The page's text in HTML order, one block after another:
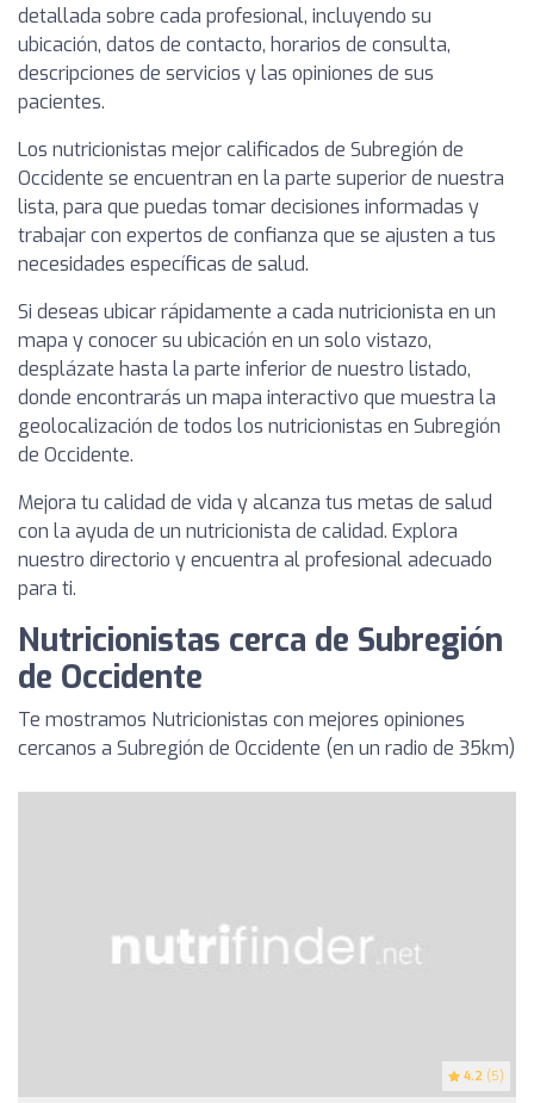
detallada sobre cada profesional, incluyendo su
ubicación, datos de contacto, horarios de consulta,
descripciones de servicios y las opiniones de sus
pacientes.
Los nutricionistas mejor calificados de Subregión de
Occidente se encuentran en la parte superior de nuestra
lista, para que puedas tomar decisiones informadas y
trabajar con expertos de confianza que se ajusten a tus
necesidades específicas de salud.
Si deseas ubicar rápidamente a cada nutricionista en un
mapa y conocer su ubicación en un solo vistazo,
desplázate hasta la parte inferior de nuestro listado,
donde encontrarás un mapa interactivo que muestra la
geolocalización de todos los nutricionistas en Subregión
de Occidente.
Mejora tu calidad de vida y alcanza tus metas de salud
con la ayuda de un nutricionista de calidad. Explora
nuestro directorio y encuentra al profesional adecuado
para ti.
Nutricionistas cerca de Subregión
de Occidente
Te mostramos Nutricionistas con mejores opiniones
cercanos a Subregión de Occidente (en un radio de 35km)
4.2 (5)